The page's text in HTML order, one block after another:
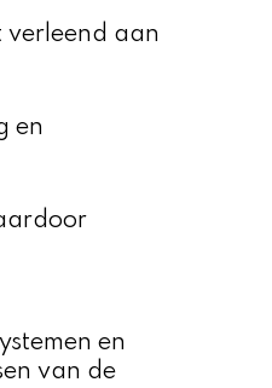
verleend aan
en
en
van de